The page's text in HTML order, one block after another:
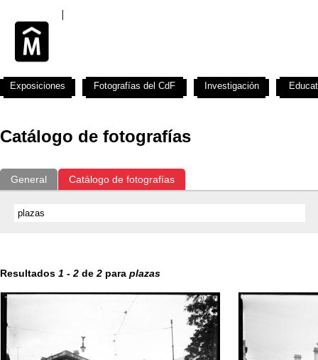
Catálogo de fotografías
General Catálogo de fotografías
Resultados 1 - 2 de 2 para plazas
Exposiciones Fotografías del CdF Investigación